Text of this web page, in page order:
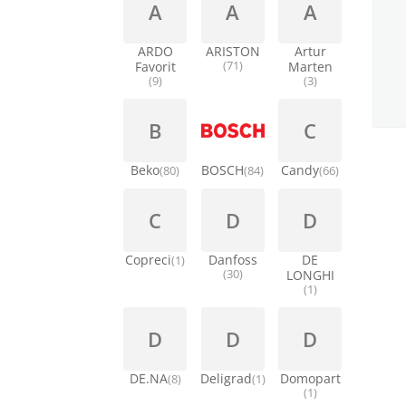
A
ARDO
Favorit
(9)
A
ARISTON
(71)
A
Artur
Marten
(3)
B
Beko(80) BOSCH(84)
C
Candy(66)
C
Copreci(1)
D
Danfoss
(30)
D
DE
LONGHI
(1)
D
DE.NA(8)
D
Deligrad(1)
D
Domopart
(1)